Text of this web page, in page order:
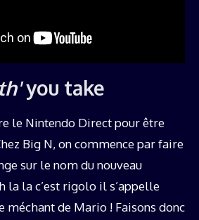
you take
le Nintendo Direct pour être
Big N, on commence par faire
sur le nom du nouveau
la la c’est rigolo il s’appelle
méchant de Mario ! Faisons donc